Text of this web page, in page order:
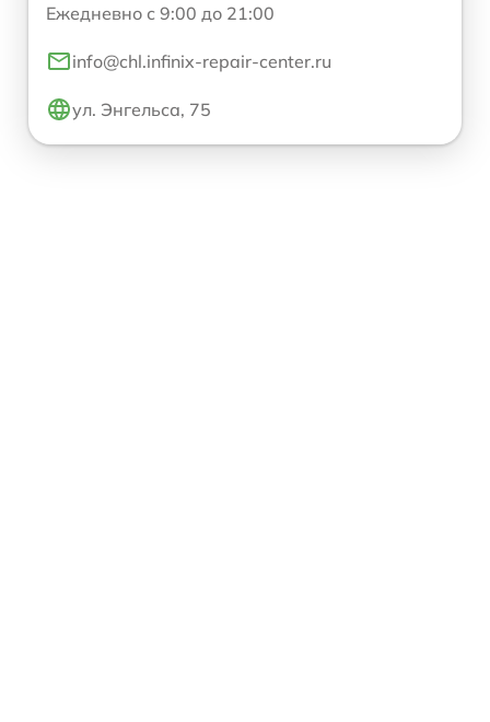
Ежедневно с 9:00 до 21:00
info@chl.infinix-repair-center.ru
ул. Энгельса, 75